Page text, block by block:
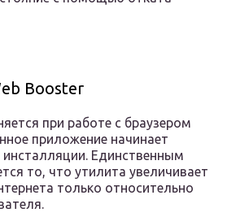
Booster
при работе с браузером
приложение начинает
инсталляции. Единственным
то, что утилита увеличивает
только относительно